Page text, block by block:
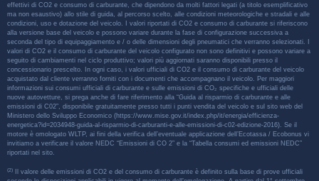
effettivi di CO2 e consumo di carburante, che dipendono da molti fattori legati (a titolo esemplificativo
ma non esaustivo) allo stile di guida, al percorso scelto, alle condizioni meteorologiche e stradali e alle
condizioni, uso e dotazione del veicolo. I valori riportati di CO2 e consumo di carburante si riferiscono
alla versione base del veicolo e possono variare durante la fase di configurazione successiva a
seconda del tipo di equipaggiamento e / o delle dimensioni degli pneumatici che verranno selezionati. I
valori di CO2 e il consumo di carburante del veicolo configurato non sono definitivi e possono variare a
seguito di cambiamenti nel ciclo produttivo; valori più aggiornati saranno disponibili presso il
concessionario prescelto. In ogni caso, i valori ufficiali di CO2 e il consumo di carburante del veicolo
acquistato dal cliente verranno forniti con i documenti che accompagnano il veicolo. Per maggiori
informazioni sui consumi ufficiali di carburante e sulle emissioni di CO₂ specifiche e ufficiali delle
nuove autovetture, si prega anche di fare riferimento alla “Guida al risparmio di carburante e alle
emissioni di C02”, disponibile gratuitamente presso tutti i punti vendita del veicolo e sul sito web del
Ministero dello Sviluppo Economico (https://www.mise.gov.it/index.php/it/energia/efficienza-
energetica?id=2034948-guida-al-risparmio-di-carburanti-e-alle-emissioni-di-c02-edizione-2016). Se il
motore è omologato WLTP, ai fini della verifica dell’eventuale applicazione dell’Ecotassa / Ecobonus vi
invitiamo a verificare il valore NEDC “Emissioni di CO 2” e la “Tabella consumi ed emissioni NEDC”
riportati nel sito.
(2)
Il valore delle emissioni di CO2 e del consumo di carburante è definito sulla base di prove ufficiali